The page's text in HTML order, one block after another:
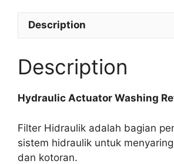
Description
Description
Hydraulic Actuator Washing
Filter Hidraulik adalah bagian
sistem hidraulik untuk
dan kotoran.